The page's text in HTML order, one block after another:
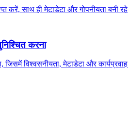
साथ ही मेटाडेटा और गोपनीयता बनी
करना
विश्वसनीयता, मेटाडेटा और